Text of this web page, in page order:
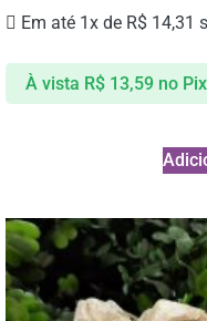
Em até 1x de R$ 14,31
À vista R$13,59 no Pix